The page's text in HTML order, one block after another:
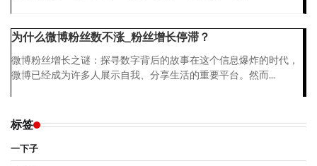
为什么微博粉丝数不涨_粉丝增长停滞？
微博粉丝增长之谜：探寻数字背后的故事在这个信息爆炸的时代，
微博已经成为许多人展示自我、分享生活的重要平台。然而...
标签
一下子